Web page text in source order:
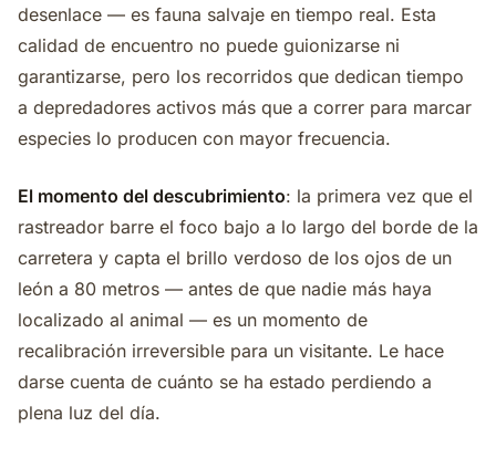
desenlace — es fauna salvaje en tiempo real. Esta
calidad de encuentro no puede guionizarse ni
garantizarse, pero los recorridos que dedican tiempo
a depredadores activos más que a correr para marcar
especies lo producen con mayor frecuencia.
El momento del descubrimiento: la primera vez que el
rastreador barre el foco bajo a lo largo del borde de la
carretera y capta el brillo verdoso de los ojos de un
león a 80 metros — antes de que nadie más haya
localizado al animal — es un momento de
recalibración irreversible para un visitante. Le hace
darse cuenta de cuánto se ha estado perdiendo a
plena luz del día.